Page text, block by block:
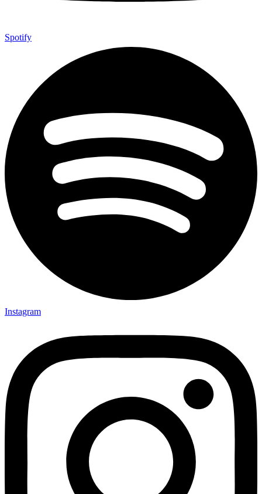
Spotify
Instagram